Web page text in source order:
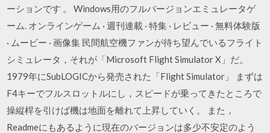
ーションです 。 Windows用のフルバージョンエミュレータゲ
ーム. オンラインゲーム · 週刊連載 · 特集 · レビュー · 無料体験版
· ムービー · 画像集 民間航空機ファンが待ち望んでいるフライト
シミュレータ，それが「Microsoft Flight Simulator X」だ。
1979年にSubLOGICから発売された「Flight Simulator」 まずは
F4キーでフルスロットルにし，スピードが乗ってきたところで
操縦桿を引けば機は地面を離れて上昇していく。 また，
Readmeにもあるように現在のバージョンは多少不安定のよう